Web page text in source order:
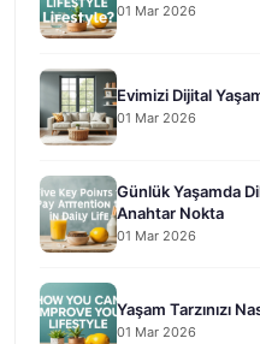
01 Mar 2026
Evimizi Dijital
01 Mar 2026
Günlük Yaşamda
Anahtar Nokta
01 Mar 2026
Yaşam Tarzınızı
01 Mar 2026